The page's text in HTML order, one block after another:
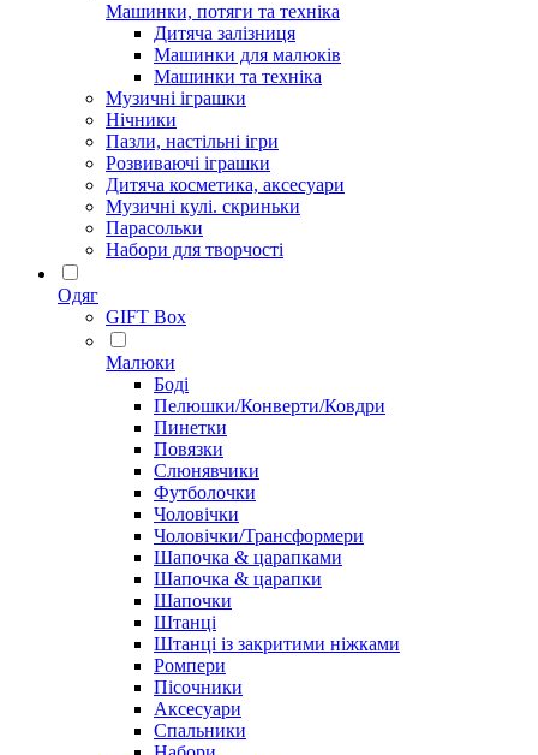
Машинки, потяги та техніка
Дитяча залізниця
Машинки для малюків
Машинки та техніка
Музичні іграшки
Нічники
Пазли, настільні ігри
Розвиваючі іграшки
Дитяча косметика, аксесуари
Музичні кулі. скриньки
Парасольки
Набори для творчості
Одяг
GIFT Box
Малюки
Боді
Пелюшки/Конверти/Ковдри
Пинетки
Повязки
Слюнявчики
Футболочки
Чоловічки
Чоловічки/Трансформери
Шапочка & царапками
Шапочка & царапки
Шапочки
Штанці
Штанці із закритими ніжками
Ромпери
Пісочники
Аксесуари
Спальники